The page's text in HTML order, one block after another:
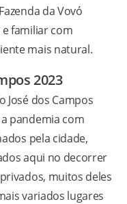
da Vovó
familiar com
mais natural​.
2023
José dos Campos
pandemia com
pela cidade,
aqui no decorrer
muitos deles
variados lugares